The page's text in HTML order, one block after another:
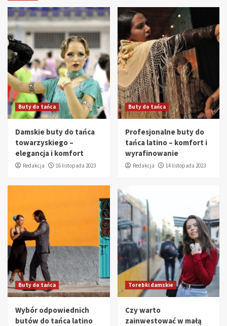
Buty do tańca
Damskie buty do tańca
towarzyskiego –
elegancja i komfort
Redakcja 16 listopada 2023
Buty do tańca
Profesjonalne buty do
tańca latino – komfort i
wyrafinowanie
Redakcja 14 listopada 2023
Buty do tańca
Wybór odpowiednich
butów do tańca latino
Torebki damskie
Czy warto
zainwestować w małą